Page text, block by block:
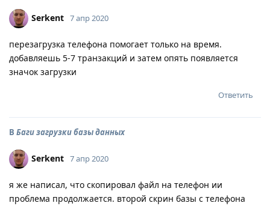
Serkent 7 апр 2020
перезагрузка телефона помогает только на время.
добавляешь 5-7 транзакций и затем опять появляется
значок загрузки
Ответить
В Баги загрузки базы данных
Serkent 7 апр 2020
я же написал, что скопировал файл на телефон ии
проблема продолжается. второй скрин базы с телефона